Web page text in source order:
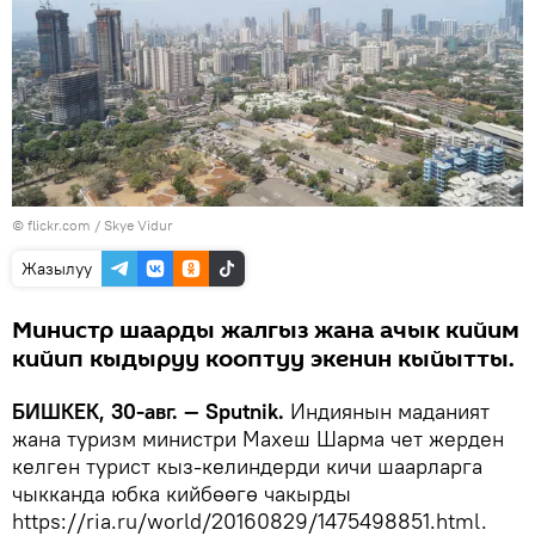
© flickr.com / Skye Vidur
Жазылуу
Министр шаарды жалгыз жана ачык кийим
кийип кыдыруу кооптуу экенин кыйытты.
БИШКЕК, 30-авг. — Sputnik. Индиянын маданият
жана туризм министри Махеш Шарма чет жерден
келген турист кыз-келиндерди кичи шаарларга
чыкканда юбка кийбөөгө чакырды
https://ria.ru/world/20160829/1475498851.html.